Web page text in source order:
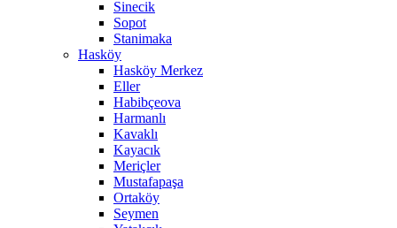
Sinecik
Sopot
Stanimaka
Hasköy
Hasköy Merkez
Eller
Habibçeova
Harmanlı
Kavaklı
Kayacık
Meriçler
Mustafapaşa
Ortaköy
Seymen